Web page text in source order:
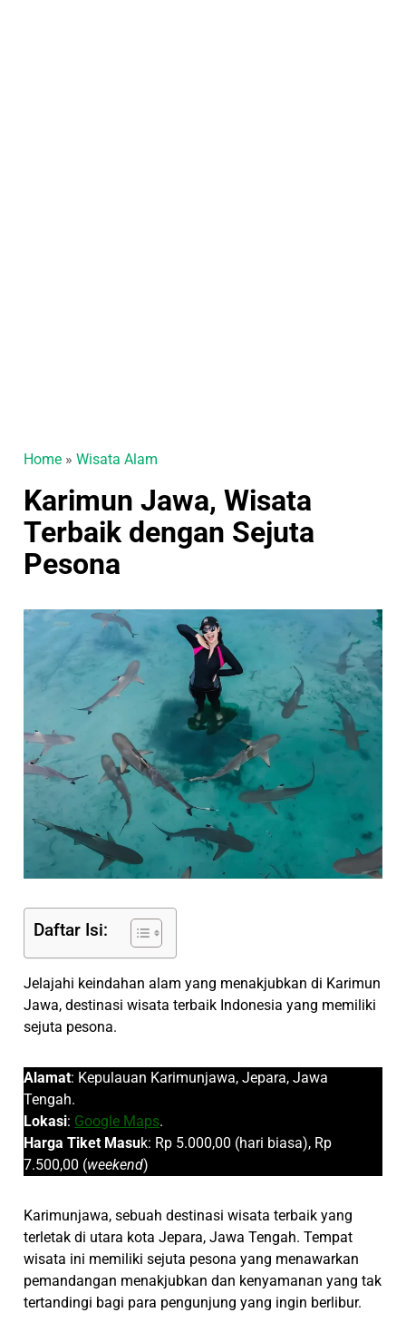
Home »Wisata Alam
Karimun Jawa, Wisata
Terbaik dengan Sejuta
Pesona
Daftar Isi:
Jelajahi keindahan alam yang menakjubkan di Karimun
Jawa, destinasi wisata terbaik Indonesia yang memiliki
sejuta pesona.
Alamat: Kepulauan Karimunjawa, Jepara, Jawa
Tengah.
Lokasi: Google Maps.
Harga Tiket Masuk: Rp 5.000,00 (hari biasa), Rp
7.500,00 (weekend)
Karimunjawa, sebuah destinasi wisata terbaik yang
terletak di utara kota Jepara, Jawa Tengah. Tempat
wisata ini memiliki sejuta pesona yang menawarkan
pemandangan menakjubkan dan kenyamanan yang tak
tertandingi bagi para pengunjung yang ingin berlibur.